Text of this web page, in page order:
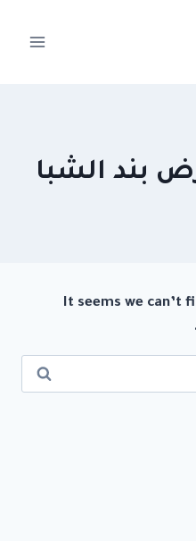
بند الشبا
It seems we can’t